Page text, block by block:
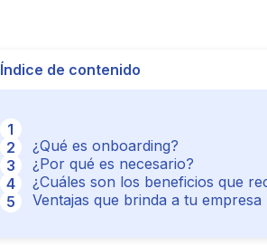
Índice de contenido
¿Qué es onboarding?
¿Por qué es necesario?
¿Cuáles son los beneficios que
Ventajas que brinda a tu empresa